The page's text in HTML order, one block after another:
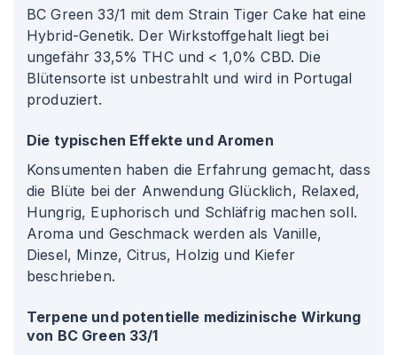
BC Green 33/1 mit dem Strain Tiger Cake hat eine
Hybrid-Genetik. Der Wirkstoffgehalt liegt bei
ungefähr 33,5% THC und < 1,0% CBD. Die
Blütensorte ist unbestrahlt und wird in Portugal
produziert.
Die typischen Effekte und Aromen
Konsumenten haben die Erfahrung gemacht, dass
die Blüte bei der Anwendung Glücklich, Relaxed,
Hungrig, Euphorisch und Schläfrig machen soll.
Aroma und Geschmack werden als Vanille,
Diesel, Minze, Citrus, Holzig und Kiefer
beschrieben.
Terpene und potentielle medizinische Wirkung
von BC Green 33/1